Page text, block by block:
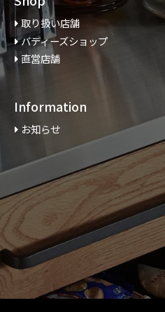
取り扱い店舗
バディーズショップ
直営店舗
Information
お知らせ